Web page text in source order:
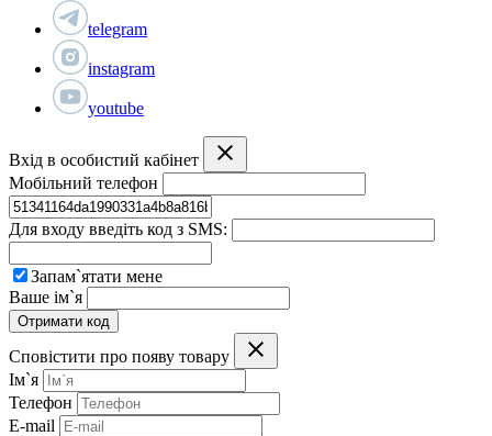
telegram
instagram
youtube
Вхід в особистий кабінет
Мобільний телефон
Для входу введіть код з SMS:
Запам`ятати мене
Ваше ім`я
Отримати код
Сповістити про появу товару
Ім`я
Телефон
E-mail